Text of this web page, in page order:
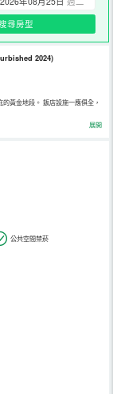
尋房型
2024)
黃金地段。 飯店設施一應俱全，
施設備齊全，配有乾淨的床品以
房間設有免費無線網絡, 24小時前
展開
公共空間禁菸